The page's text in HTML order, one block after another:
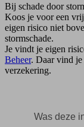
Bij schade door
Koos je voor een
eigen risico niet
stormschade.
Je vindt je eigen
Beheer. Daar vind
verzekering.